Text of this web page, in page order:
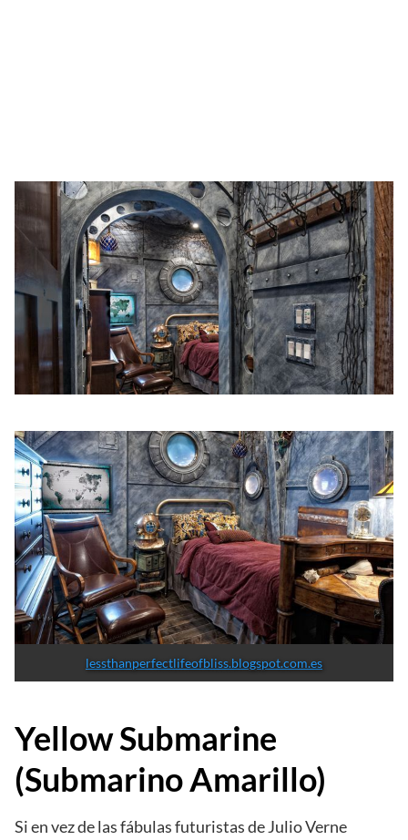
lessthanperfectlifeofbliss.blogspot.com.es
Yellow Submarine
(Submarino Amarillo)
Si en vez de las fábulas futuristas de Julio Verne